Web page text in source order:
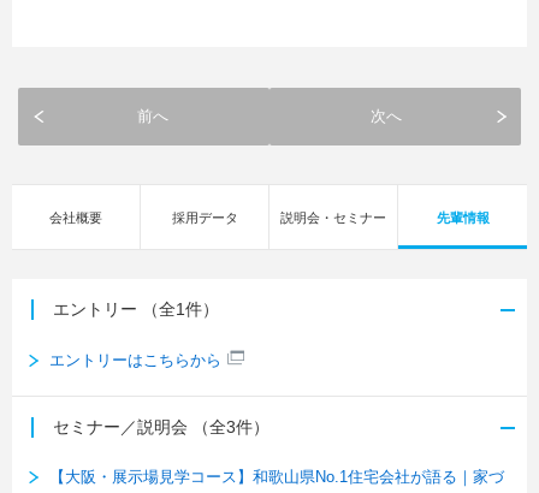
前へ 次へ
会社概要 採用データ 説明会・セミナー 先輩情報
エントリー （全1件）
エントリーはこちらから
セミナー／説明会 （全3件）
【大阪・展示場見学コース】和歌山県No.1住宅会社が語る｜家づ